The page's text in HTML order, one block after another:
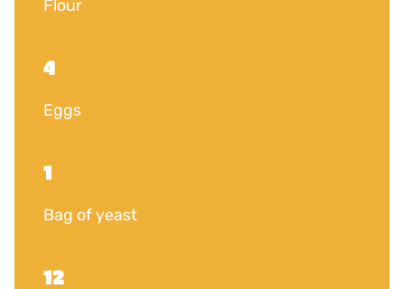
Flour
4
Eggs
1
Bag of yeast
12